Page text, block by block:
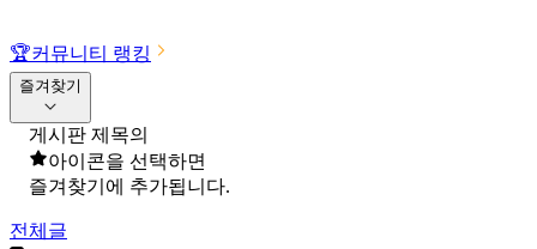
🏆커뮤니티 랭킹
즐겨찾기
게시판 제목의
아이콘을 선택하면
즐겨찾기에 추가됩니다.
전체글